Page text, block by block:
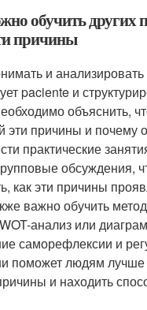
обучить других
причины
и
paciente и
объяснить,
эти причины и почему
практические
обсуждения,
как эти причины
важно обучить
анализ или
саморефлексии и
поможет людям
и находить